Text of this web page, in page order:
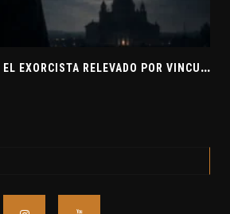
E
L CASO ROSSETTI: EL EXORCISTA RELEVADO POR VINCULAR OVNIS Y DEMONIOS